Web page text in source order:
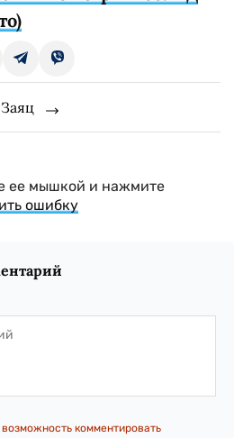
ее мышкой и нажмите
ошибку
комментировать